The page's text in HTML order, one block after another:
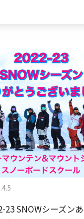
23 SNOWシーズン